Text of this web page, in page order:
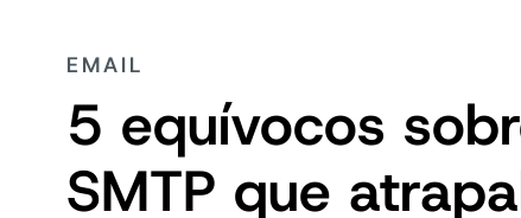
EMAIL
5 equívocos
SMTP que